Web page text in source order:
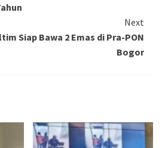
Next
Siap Bawa 2 Emas di Pra-PON
Bogor